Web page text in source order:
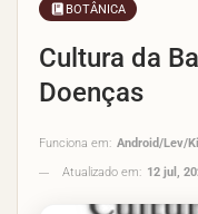
BOTÂNICA
Cultura da
Doenças
Funciona em: Android/Lev/
Atualizado em: 12 jul,